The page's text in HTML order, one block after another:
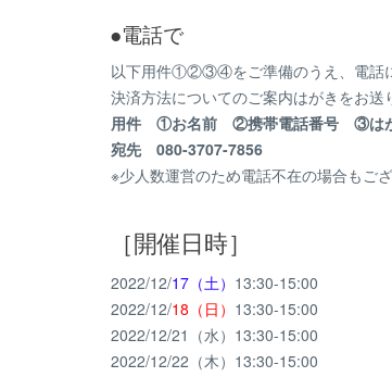
●電話で
以下用件①②③④をご準備のうえ、電話
決済方法についてのご案内はがきをお送
用件 ①お名前 ②携帯電話番号 ③はが
宛先 080-3707-7856
※少人数運営のため電話不在の場合もご
［開催日時］
2022/12/17（土） 13:30-15:00
2022/12/18（日） 13:30-15:00
2022/12/21（水）13:30-15:00
2022/12/22（木）13:30-15:00